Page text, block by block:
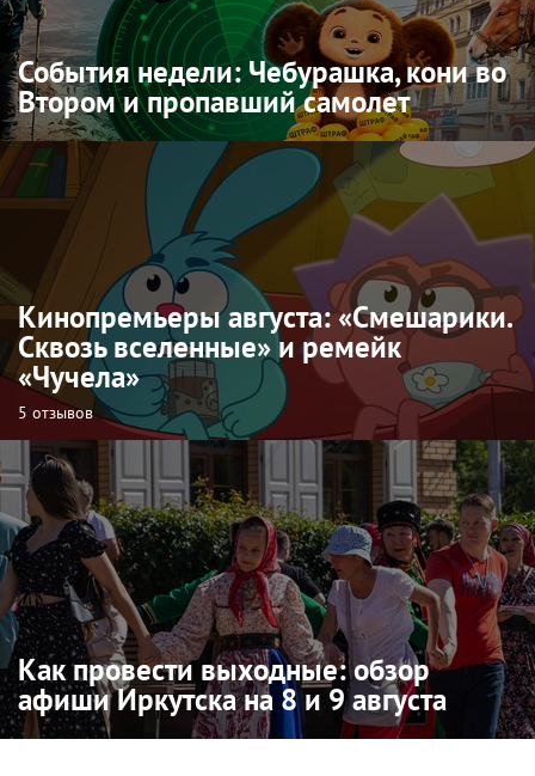
События недели: Чебурашка, кони во
Втором и пропавший самолет
Кинопремьеры августа: «Смешарики.
Сквозь вселенные» и ремейк
«Чучела»
5 отзывов
Как провести выходные: обзор
афиши Иркутска на 8 и 9 августа